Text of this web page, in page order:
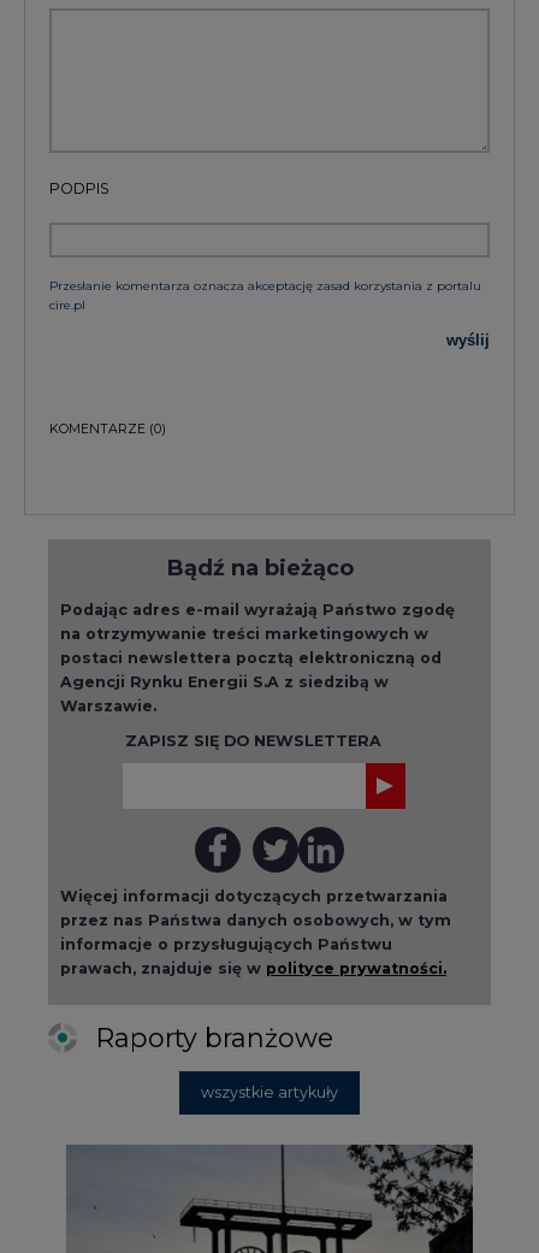
PODPIS
Przesłanie komentarza oznacza akceptację zasad korzystania z portalu
cire.pl
wyślij
KOMENTARZE (0)
Bądź na bieżąco
Podając adres e-mail wyrażają Państwo zgodę
na otrzymywanie treści marketingowych w
postaci newslettera pocztą elektroniczną od
Agencji Rynku Energii S.A z siedzibą w
Warszawie.
ZAPISZ SIĘ DO NEWSLETTERA
Więcej informacji dotyczących przetwarzania
przez nas Państwa danych osobowych, w tym
informacje o przysługujących Państwu
prawach, znajduje się w polityce prywatności.
Raporty branżowe
wszystkie artykuły